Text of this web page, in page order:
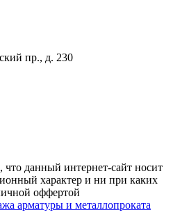
пр., д. 230
данный интернет-сайт носит
характер и ни при каких
оффертой
арматуры и металлопроката